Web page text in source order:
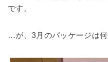
です。
…が、3月のパッケージは